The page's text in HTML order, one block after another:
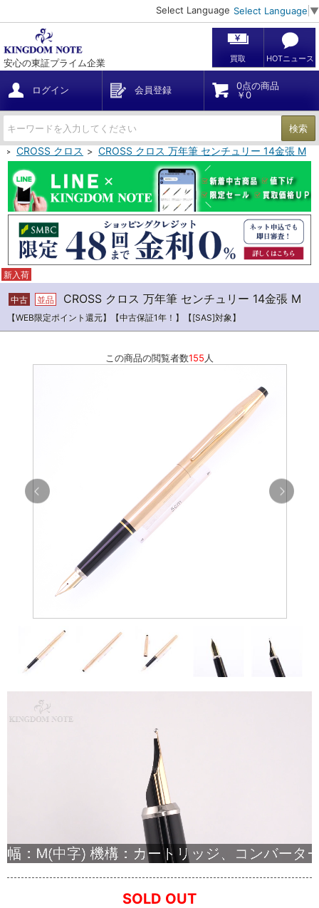
Select Language Select Language ▼
安心の東証プライム企業 買取 HOTニュース
ログイン 会員登録
0点の商品
￥0
検索
CROSS クロス CROSS クロス 万年筆 センチュリー 14金張 M
新入荷
中古 並品 CROSS クロス 万年筆 センチュリー 14金張 M
【WEB限定ポイント還元】【中古保証1年！】【[SAS]対象】
この商品の閲覧者数155 人
SOLD OUT